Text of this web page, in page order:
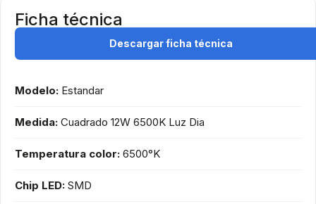
Ficha técnica
Descargar ficha técnica
Modelo: Estandar
Medida: Cuadrado 12W 6500K Luz Dia
Temperatura color: 6500°K
Chip LED: SMD